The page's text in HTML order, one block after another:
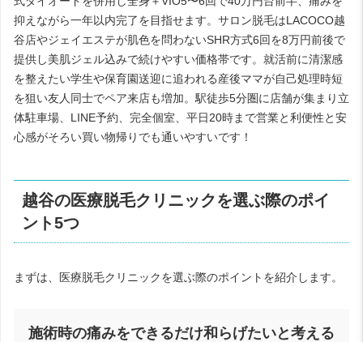
抑えながら一年以内完了を目指せます。サロン脱毛はLACOCO越
谷店やジェイエステが肌色を問わないSHR方式6回を8万円前後で
提供し美肌ジェル込みで続けやすい価格帯です。就活前に清潔感
を整えたい学生や保育園送迎に追われる産後ママが自己処理時短
を狙い友人同士でペア来店も増加。駅徒歩5分圏に店舗が集まり立
体駐車場、LINE予約、完全個室、平日20時まで営業と利便性と安
心感がそろい買い物帰りでも通いやすいです！
越谷の医療脱毛クリニックを選ぶ際のポイ
ント5つ
まずは、医療脱毛クリニックを選ぶ際のポイントを紹介します。
施術時の痛みをできるだけ和らげたいと考える